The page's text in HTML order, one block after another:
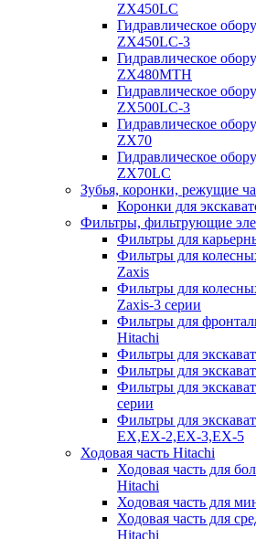
ZX450LC
Гидравлическое
ZX450LC-3
Гидравлическое
ZX480MTH
Гидравлическое
ZX500LC-3
Гидравлическое
ZX70
Гидравлическое
ZX70LC
Зубья, коронки, режущие
Коронки для
Фильтры, фильтрующие
Фильтры для
Фильтры для
Zaxis
Фильтры для
Zaxis-3 серии
Фильтры для
Hitachi
Фильтры для
Фильтры для
Фильтры для
серии
Фильтры для
EX,EX-2,EX-3,EX-5
Ходовая часть Hitachi
Ходовая часть для
Hitachi
Ходовая часть для
Ходовая часть для
Hitachi